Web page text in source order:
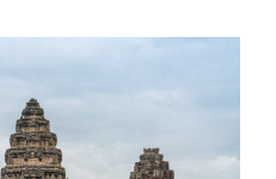
งดงาม จนเกิดเป็น
วัดบุรีรัมย์